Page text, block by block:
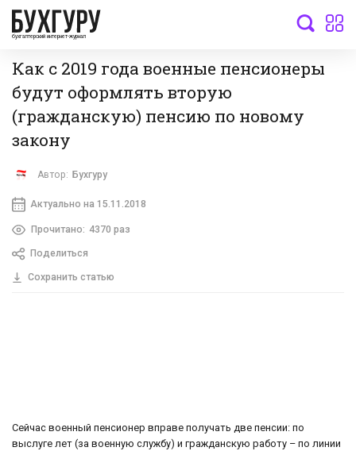
бухгалтерский интернет-журнал
Как с 2019 года военные пенсионеры
будут оформлять вторую
(гражданскую) пенсию по новому
закону
Автор: Бухгуру
Актуально на 15.11.2018
Прочитано: 4370 раз
Поделиться
Сохранить статью
Сейчас военный пенсионер вправе получать две пенсии: по
выслуге лет (за военную службу) и гражданскую работу – по линии